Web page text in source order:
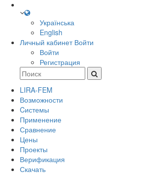
Українська
English
Личный кабинет Войти
Войти
Регистрация
LIRA-FEM
Возможности
Cистемы
Применение
Сравнение
Цены
Проекты
Верификация
Скачать